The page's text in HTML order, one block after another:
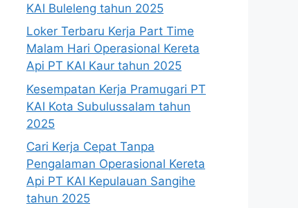
KAI Buleleng tahun 2025
Loker Terbaru Kerja Part Time
Malam Hari Operasional Kereta
Api PT KAI Kaur tahun 2025
Kesempatan Kerja Pramugari PT
KAI Kota Subulussalam tahun
2025
Cari Kerja Cepat Tanpa
Pengalaman Operasional Kereta
Api PT KAI Kepulauan Sangihe
tahun 2025